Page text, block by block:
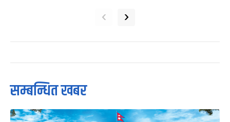
‹ ›
सम्बन्धित खबर